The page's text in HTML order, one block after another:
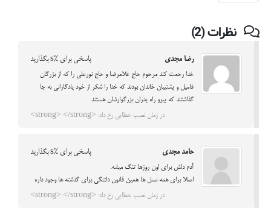
نظرات (2)
رضا مجدی پاسخی برای %s بگذارید
خدا رحمت کند مرحوم حاج غلامرضا و حاج نورعلی را که از بزرگان
فامیل و پشتیبان خاندان بودند که خدا را شکر از خود یادگارانی به جا
گذاشتند که پیرو راه پدران بزرگوارشان هستند.
در زمان نصب خطایی رخ داد: <strong> </strong>
حامد مجدی پاسخی برای %s بگذارید
آدم دلش برای اون روزها تنگ میشه.
اصلا برای همه نسل ها همین قانون دلتنگی برای گذشته ها وجود داره
در زمان نصب خطایی رخ داد: <strong> </strong>